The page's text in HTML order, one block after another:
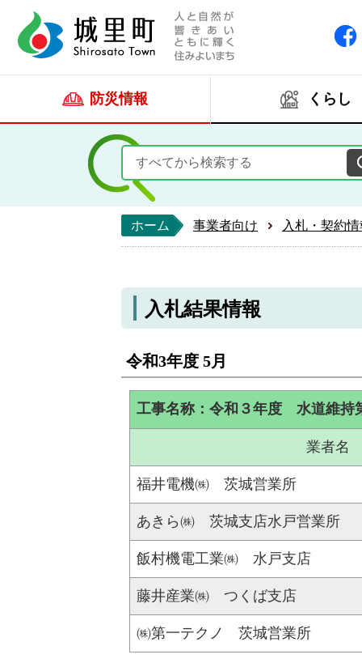
防災情報 くらし
ホーム 事業者向け 入札・契約
入札結果情報
令和3年度 5月
工事名称：令和３年度 水道維
業者名
福井電機㈱ 茨城営業所
あきら㈱ 茨城支店水戸営業所
飯村機電工業㈱ 水戸支店
藤井産業㈱ つくば支店
㈱第一テクノ 茨城営業所